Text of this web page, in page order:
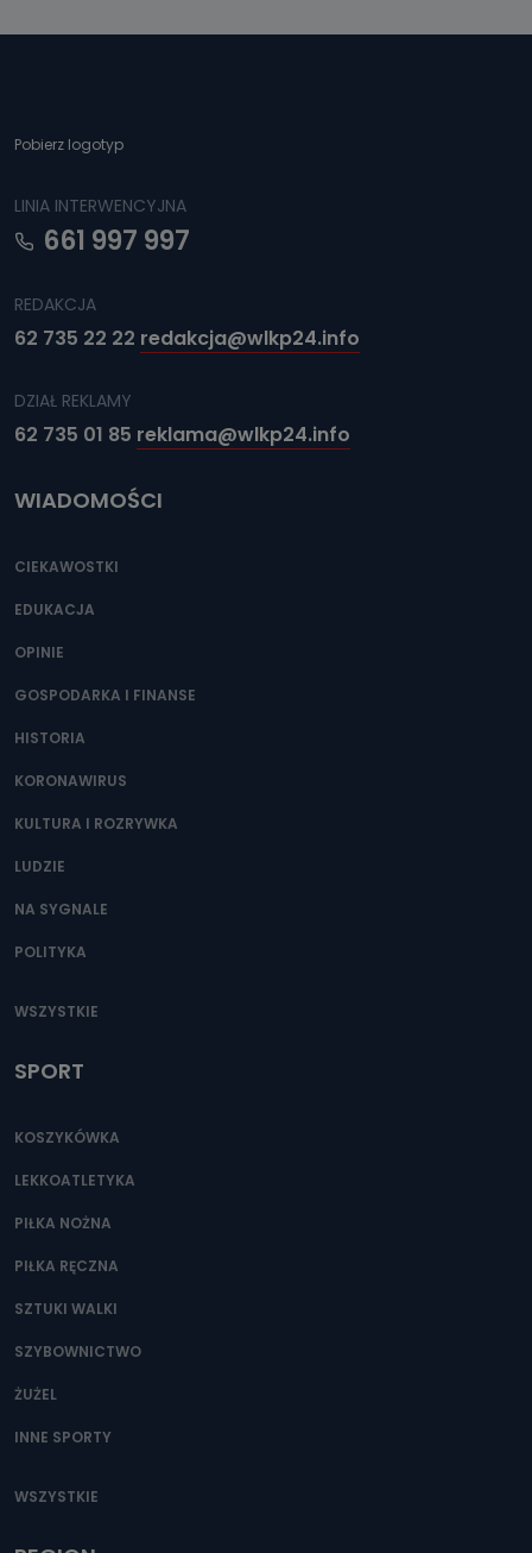
Pobierz logotyp
LINIA INTERWENCYJNA
661 997 997
REDAKCJA
62 735 22 22 redakcja@wlkp24.info
DZIAŁ REKLAMY
62 735 01 85 reklama@wlkp24.info
WIADOMOŚCI
CIEKAWOSTKI
EDUKACJA
OPINIE
GOSPODARKA I FINANSE
HISTORIA
KORONAWIRUS
KULTURA I ROZRYWKA
LUDZIE
NA SYGNALE
POLITYKA
WSZYSTKIE
SPORT
KOSZYKÓWKA
LEKKOATLETYKA
PIŁKA NOŻNA
PIŁKA RĘCZNA
SZTUKI WALKI
SZYBOWNICTWO
ŻUŻEL
INNE SPORTY
WSZYSTKIE